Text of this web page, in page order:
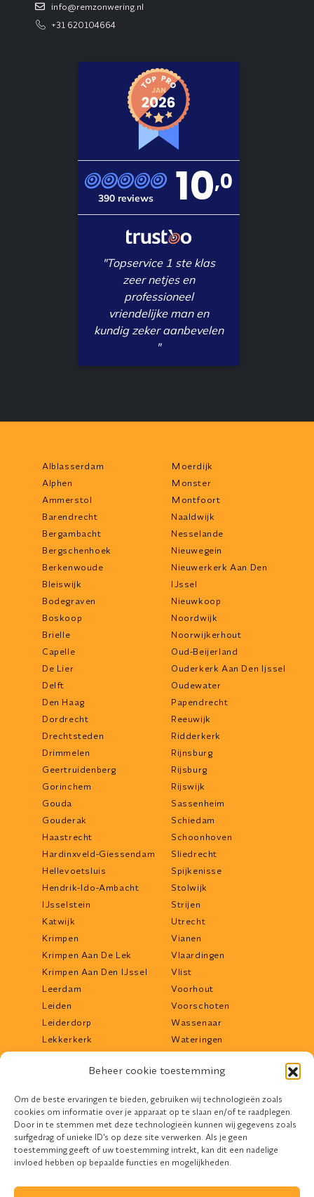
Beheer cookie toestemming
Om de beste ervaringen te bieden, gebruiken wij technologieën zoals
cookies om informatie over je apparaat op te slaan en/of te raadplegen.
Door in te stemmen met deze technologieën kunnen wij gegevens zoals
surfgedrag of unieke ID's op deze site verwerken. Als je geen
toestemming geeft of uw toestemming intrekt, kan dit een nadelige
invloed hebben op bepaalde functies en mogelijkheden.
info@remzonwering.nl
+31 620104664
390 reviews 10,0
"Topservice 1 ste klas
zeer netjes en
professioneel
vriendelijke man en
kundig zeker aanbevelen
"
Alblasserdam
Alphen
Ammerstol
Barendrecht
Bergambacht
Bergschenhoek
Berkenwoude
Bleiswijk
Bodegraven
Boskoop
Brielle
Capelle
De Lier
Delft
Den Haag
Dordrecht
Drechtsteden
Drimmelen
Geertruidenberg
Gorinchem
Gouda
Gouderak
Haastrecht
Hardinxveld-Giessendam
Hellevoetsluis
Hendrik-Ido-Ambacht
IJsselstein
Katwijk
Krimpen
Krimpen Aan De Lek
Krimpen Aan Den IJssel
Leerdam
Leiden
Leiderdorp
Lekkerkerk
Maassluis
Mijdrecht
Moerdijk
Monster
Montfoort
Naaldwijk
Nesselande
Nieuwegein
Nieuwerkerk Aan Den
IJssel
Nieuwkoop
Noordwijk
Noorwijkerhout
Oud-Beijerland
Ouderkerk Aan Den Ijssel
Oudewater
Papendrecht
Reeuwijk
Ridderkerk
Rijnsburg
Rijsburg
Rijswijk
Sassenheim
Schiedam
Schoonhoven
Sliedrecht
Spijkenisse
Stolwijk
Strijen
Utrecht
Vianen
Vlaardingen
Vlist
Voorhout
Voorschoten
Wassenaar
Wateringen
Woerden
Zoetermeer
Zwijndrecht